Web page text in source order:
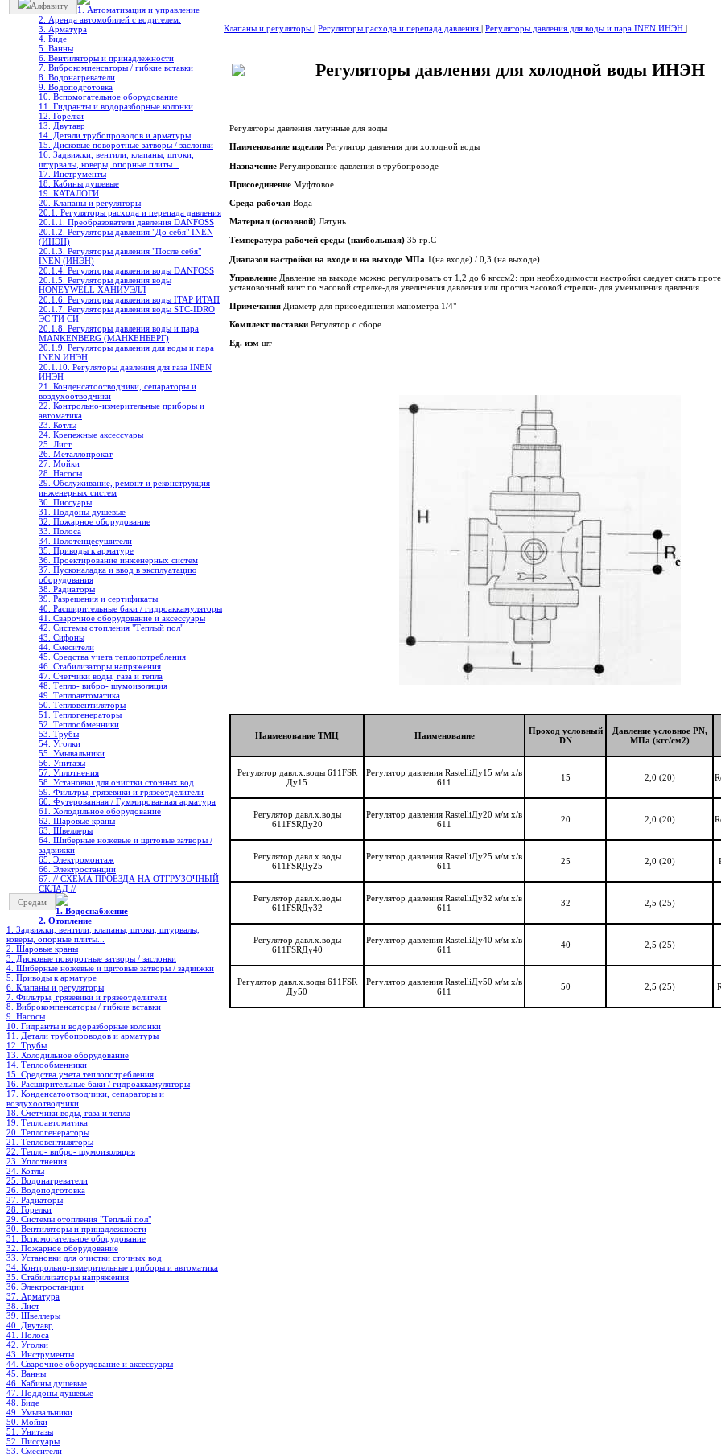
Алфавиту
1. Автоматизация и управление
2. Аренда автомобилей с водителем.
3. Арматура
4. Биде
5. Ванны
6. Вентиляторы и принадлежности
7. Виброкомпенсаторы / гибкие вставки
8. Водонагреватели
9. Водоподготовка
10. Вспомогательное оборудование
11. Гидранты и водоразборные колонки
12. Горелки
13. Двутавр
14. Детали трубопроводов и арматуры
15. Дисковые поворотные затворы / заслонки
16. Задвижки, вентили, клапаны, штоки,
штурвалы, коверы, опорные плиты...
17. Инструменты
18. Кабины душевые
19. КАТАЛОГИ
20. Клапаны и регуляторы
20.1. Регуляторы расхода и перепада давления
20.1.1. Преобразователи давления DANFOSS
20.1.2. Регуляторы давления "До себя" INEN
(ИНЭН)
20.1.3. Регуляторы давления "После себя"
INEN (ИНЭН)
20.1.4. Регуляторы давления воды DANFOSS
20.1.5. Регуляторы давления воды
HONEYWELL ХАНИУЭЛЛ
20.1.6. Регуляторы давления воды ITAP ИТАП
20.1.7. Регуляторы давления воды STC-IDRO
ЭС ТИ СИ
20.1.8. Регуляторы давления воды и пара
MANKENBERG (МАНКЕНБЕРГ)
20.1.9. Регуляторы давления для воды и пара
INEN ИНЭН
20.1.10. Регуляторы давления для газа INEN
ИНЭН
21. Конденсатоотводчики, сепараторы и
воздухоотводчики
22. Контрольно-измерительные приборы и
автоматика
23. Котлы
24. Крепежные аксессуары
25. Лист
26. Металлопрокат
27. Мойки
28. Насосы
29. Обслуживание, ремонт и реконструкция
инженерных систем
30. Писсуары
31. Поддоны душевые
32. Пожарное оборудование
33. Полоса
34. Полотенцесушители
35. Приводы к арматуре
36. Проектирование инженерных систем
37. Пусконаладка и ввод в эксплуатацию
оборудования
38. Радиаторы
39. Разрешения и сертификаты
40. Расширительные баки / гидроаккамуляторы
41. Сварочное оборудование и аксессуары
42. Системы отопления "Теплый пол"
43. Сифоны
44. Смесители
45. Средства учета теплопотребления
46. Стабилизаторы напряжения
47. Счетчики воды, газа и тепла
48. Тепло- вибро- шумоизоляция
49. Теплоавтоматика
50. Тепловентиляторы
51. Теплогенераторы
52. Теплообменники
53. Трубы
54. Уголки
55. Умывальники
56. Унитазы
57. Уплотнения
58. Установки для очистки сточных вод
59. Фильтры, грязевики и грязеотделители
60. Футерованная / Гуммированная арматура
61. Холодильное oборудование
62. Шаровые краны
63. Швеллеры
64. Шиберные ножевые и щитовые затворы /
задвижки
65. Электромонтаж
66. Электростанции
67. // СХЕМА ПРОЕЗДА НА ОТГРУЗОЧНЫЙ
СКЛАД //
Средам
1. Водоснабжение
2. Отопление
1. Задвижки, вентили, клапаны, штоки, штурвалы,
коверы, опорные плиты...
2. Шаровые краны
3. Дисковые поворотные затворы / заслонки
4. Шиберные ножевые и щитовые затворы / задвижки
5. Приводы к арматуре
6. Клапаны и регуляторы
7. Фильтры, грязевики и грязеотделители
8. Виброкомпенсаторы / гибкие вставки
9. Насосы
10. Гидранты и водоразборные колонки
11. Детали трубопроводов и арматуры
12. Трубы
13. Холодильное oборудование
14. Теплообменники
15. Средства учета теплопотребления
16. Расширительные баки / гидроаккамуляторы
17. Конденсатоотводчики, сепараторы и
воздухоотводчики
18. Счетчики воды, газа и тепла
19. Теплоавтоматика
20. Теплогенераторы
21. Тепловентиляторы
22. Тепло- вибро- шумоизоляция
23. Уплотнения
24. Котлы
25. Водонагреватели
26. Водоподготовка
27. Радиаторы
28. Горелки
29. Системы отопления "Теплый пол"
30. Вентиляторы и принадлежности
31. Вспомогательное оборудование
32. Пожарное оборудование
33. Установки для очистки сточных вод
34. Контрольно-измерительные приборы и автоматика
35. Стабилизаторы напряжения
36. Электростанции
37. Арматура
38. Лист
39. Швеллеры
40. Двутавр
41. Полоса
42. Уголки
43. Инструменты
44. Сварочное оборудование и аксессуары
45. Ванны
46. Кабины душевые
47. Поддоны душевые
48. Биде
49. Умывальники
50. Мойки
51. Унитазы
52. Писсуары
53. Смесители
Клапаны и регуляторы | Регуляторы расхода и перепада давления | Регуляторы давления для воды и пара INEN ИНЭН |
Регуляторы давления для холодной воды ИНЭН
Регуляторы давления латунные для воды
Наименование изделия Регулятор давления для холодной воды
Назначение Регулирование давления в трубопроводе
Присоединение Муфтовое
Среда рабочая Вода
Материал (основной) Латунь
Температура рабочей среды (наибольшая) 35 гр.С
Диапазон настройки на входе и на выходе МПа 1(на входе) / 0,3 (на выходе)
Управление Давление на выходе можно регулировать от 1,2 до 6 кгссм2: при необходимости настройки следует снять
установочный винт по часовой стрелке-для увеличения давления или против часовой стрелки- для уменьшения давления.
Примечания Диаметр для присоединения манометра 1/4"
Комплект поставки Регулятор с сборе
Ед. изм шт
Наименование ТМЦ Наименование
Проход условный
DN
Давление условное PN,
МПа (кгс/см2)
Регулятор давл.х.воды 611FSR
Ду15
Регулятор давления RastelliДу15 м/м х/в
611
15 2,0 (20)
Регулятор давл.х.воды
611FSRДу20
Регулятор давления RastelliДу20 м/м х/в
611
20 2,0 (20)
Регулятор давл.х.воды
611FSRДу25
Регулятор давления RastelliДу25 м/м х/в
611
25 2,0 (20)
Регулятор давл.х.воды
611FSRДу32
Регулятор давления RastelliДу32 м/м х/в
611
32 2,5 (25)
Регулятор давл.х.воды
611FSRДу40
Регулятор давления RastelliДу40 м/м х/в
611
40 2,5 (25)
Регулятор давл.х.воды 611FSR
Ду50
Регулятор давления RastelliДу50 м/м х/в
611
50 2,5 (25)